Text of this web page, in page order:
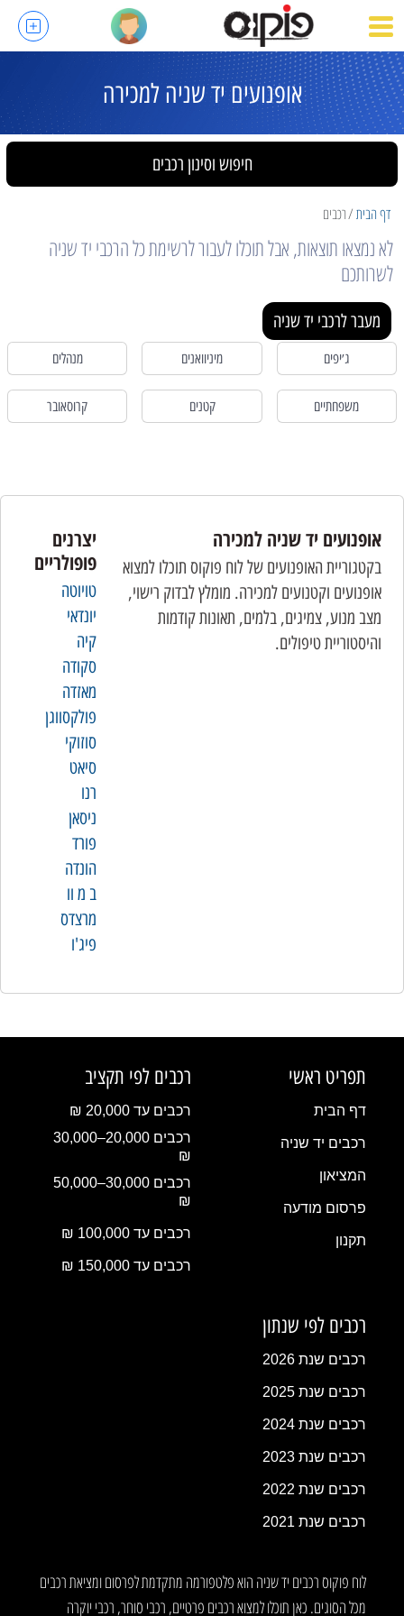
אופנועים יד שניה למכירה
חיפוש וסינון רכבים
דף הבית רכבים
לא נמצאו תוצאות, אבל תוכלו לעבור לרשימת כל הרכבי יד שניה
לשרותכם
מעבר לרכבי יד שניה
ג׳יפים מיניוואנים מנהלים
משפחתיים קטנים קרוסאובר
אופנועים יד שניה למכירה
בקטגוריית האופנועים של לוח פוקוס תוכלו למצוא
אופנועים וקטנועים למכירה. מומלץ לבדוק רישוי,
מצב מנוע, צמיגים, בלמים, תאונות קודמות
והיסטוריית טיפולים.
יצרנים
פופולריים
טויוטה
יונדאי
קיה
סקודה
מאזדה
פולקסווגן
סוזוקי
סיאט
רנו
ניסאן
פורד
הונדה
ב מ וו
מרצדס
פיג'ו
תפריט ראשי
דף הבית
רכבים יד שניה
המציאון
פרסום מודעה
תקנון
רכבים לפי תקציב
רכבים עד 20,000 ₪
רכבים 20,000–30,000
₪
רכבים 30,000–50,000
₪
רכבים עד 100,000 ₪
רכבים עד 150,000 ₪
רכבים לפי שנתון
רכבים שנת 2026
רכבים שנת 2025
רכבים שנת 2024
רכבים שנת 2023
רכבים שנת 2022
רכבים שנת 2021
לוח פוקוס רכבים יד שניה הוא פלטפורמה מתקדמת לפרסום ומציאת רכבים
מכל הסוגים. כאן תוכלו למצוא רכבים פרטיים, רכבי סוחר, רכבי יוקרה